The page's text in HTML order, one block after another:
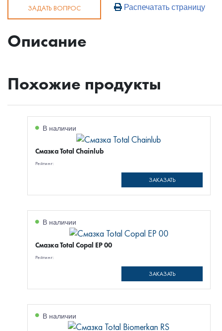
ЗАДАТЬ ВОПРОС Распечатать страницу
Описание
Похожие продукты
В наличии
Смазка Total Chainlub
Рейтинг:
ЗАКАЗАТЬ
В наличии
Смазка Total Copal EP 00
Рейтинг:
ЗАКАЗАТЬ
В наличии